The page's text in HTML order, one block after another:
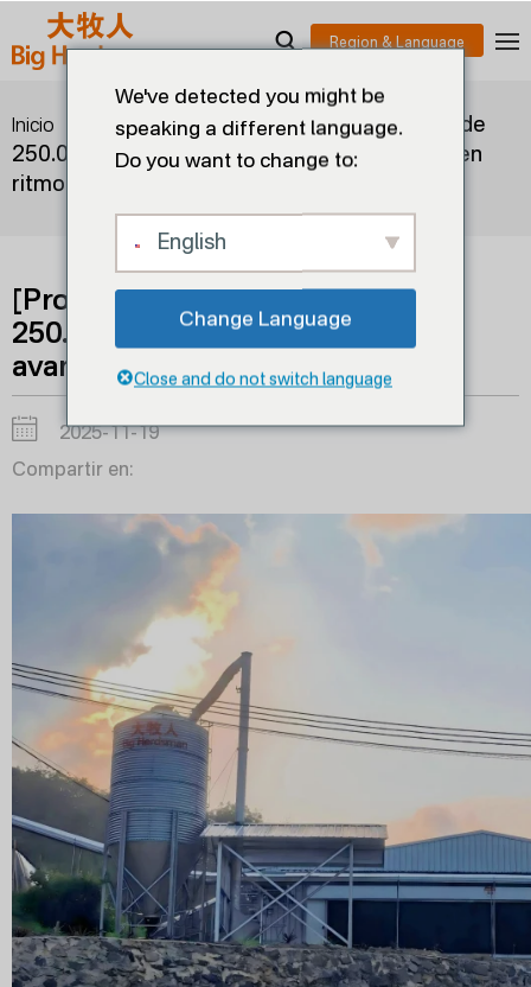
Inicio Blogs >
[Proyecto avícola moderno de
250.000 ponedoras en Indonesia avanza a buen
ritmo
[Proyecto avícola moderno de
250.000 ponedoras en Indonesia
avanza a buen ritmo
2025-11-19
Compartir en:
We've detected you might be
speaking a different language.
Do you want to change to:
English
Change Language
Close and do not switch language